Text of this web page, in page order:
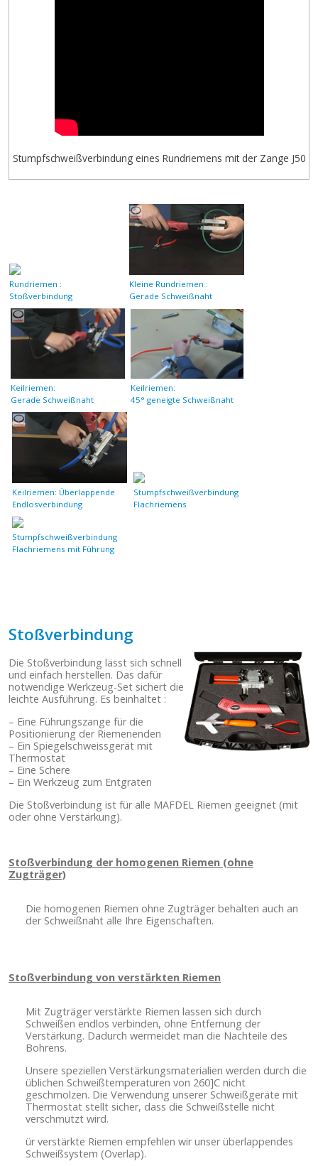
Stumpfschweißverbindung eines Rundriemens mit der Zange J50
Rundriemen :
Stoßverbindung
Kleine Rundriemen :
Gerade Schweißnaht
Keilriemen:
Gerade Schweißnaht
Keilriemen:
45° geneigte Schweißnaht
Keilriemen: Überlappende
Endlosverbindung
Stumpfschweißverbindung
Flachriemens
Stumpfschweißverbindung
Flachriemens mit Führung
Stoßverbindung
Die Stoßverbindung lässt sich schnell
und einfach herstellen. Das dafür
notwendige Werkzeug-Set sichert die
leichte Ausführung. Es beinhaltet :
– Eine Führungszange für die
Positionierung der Riemenenden
– Ein Spiegelschweissgerät mit
Thermostat
– Eine Schere
– Ein Werkzeug zum Entgraten
Die Stoßverbindung ist für alle MAFDEL Riemen geeignet (mit
oder ohne Verstärkung).
Stoßverbindung der homogenen Riemen (ohne
Zugträger)
Die homogenen Riemen ohne Zugträger behalten auch an
der Schweißnaht alle Ihre Eigenschaften.
Stoßverbindung von verstärkten Riemen
Mit Zugträger verstärkte Riemen lassen sich durch
Schweißen endlos verbinden, ohne Entfernung der
Verstärkung. Dadurch wermeidet man die Nachteile des
Bohrens.
Unsere speziellen Verstärkungsmaterialien werden durch die
üblichen Schweißtemperaturen von 260]C nicht
geschmolzen. Die Verwendung unserer Schweißgeräte mit
Thermostat stellt sicher, dass die Schweißstelle nicht
verschmutzt wird.
ür verstärkte Riemen empfehlen wir unser überlappendes
Schweißsystem (Overlap).